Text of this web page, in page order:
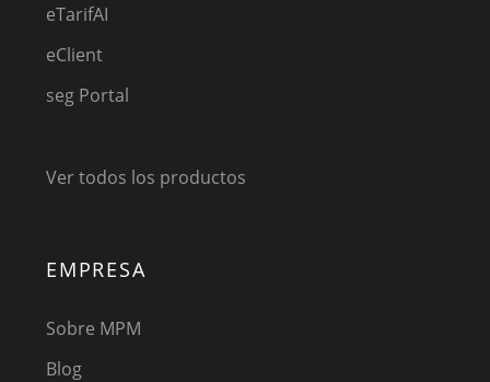
eTarifAI
eClient
seg Portal
Ver todos los productos
EMPRESA
Sobre MPM
Blog